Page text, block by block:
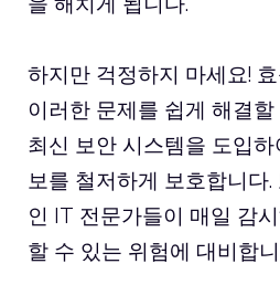
하지만 걱정하지 마세요!
이러한 문제를 쉽게 해결
최신 보안 시스템을 도입
보를 철저하게 보호합니다
인 IT 전문가들이 매일 감
할 수 있는 위험에 대비합